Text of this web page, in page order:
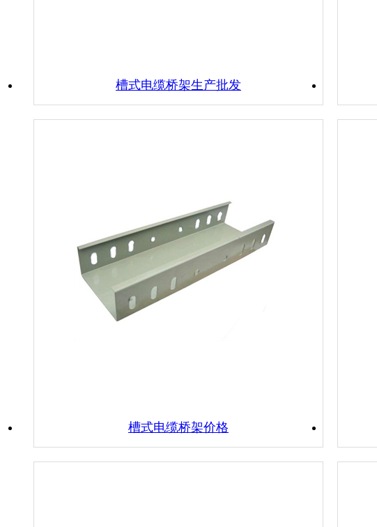
槽式电缆桥架生产批发
槽式电缆桥架价格